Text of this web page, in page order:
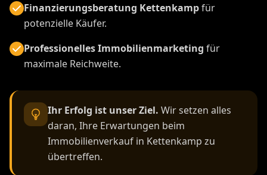
Finanzierungsberatung Kettenkampfür
potenzielle Käufer.
Professionelles Immobilienmarketing für
maximale Reichweite.
Ihr Erfolg ist unser Ziel. Wir setzen alles
daran, Ihre Erwartungen beim
Immobilienverkauf in Kettenkamp zu
übertreffen.